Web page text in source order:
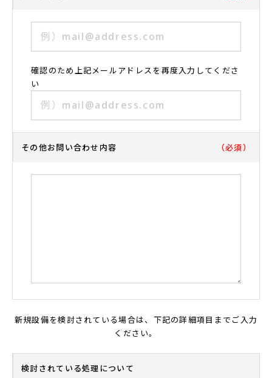
確認のため上記メールアドレスを再度入力してくださ
い
その他お問い合わせ内容 （必須）
新規設備を検討されている場合は、下記の詳細項目までご入力
ください。
検討されている処理について